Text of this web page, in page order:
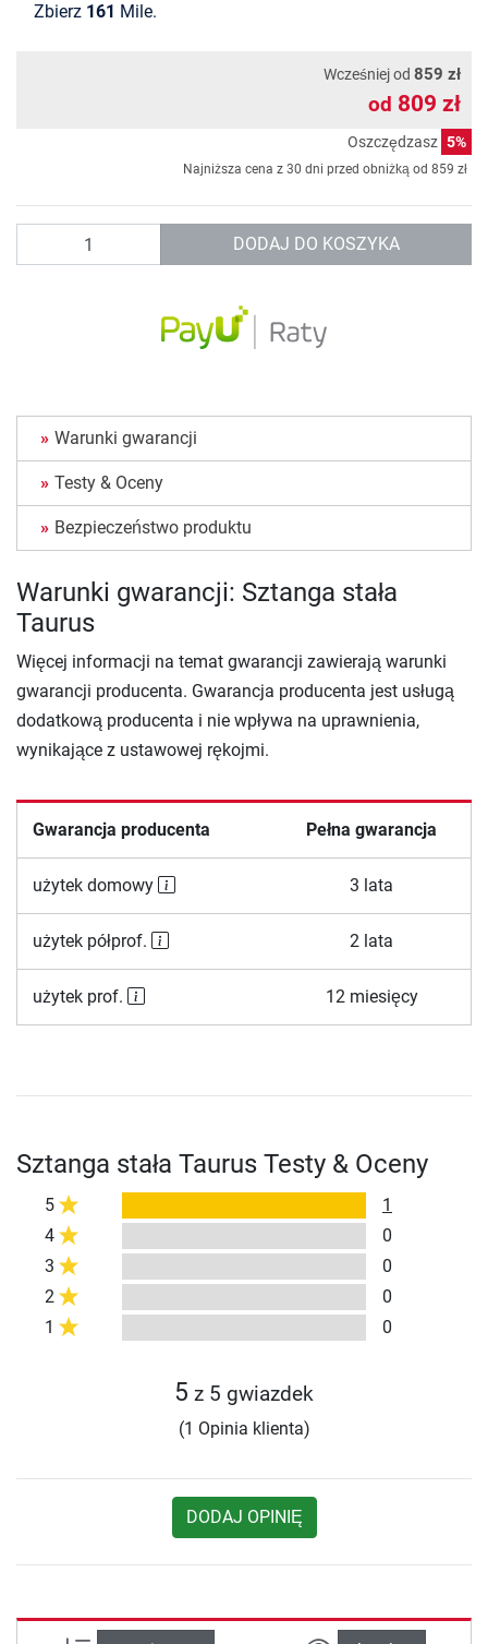
Zbierz 161 Mile.
Wcześniej od 859 zł
od 809 zł
Oszczędzasz 5%
Najniższa cena z 30 dni przed obniżką od 859 zł
DODAJ DO KOSZYKA
Warunki gwarancji
Testy & Oceny
Bezpieczeństwo produktu
Warunki gwarancji: Sztanga stała
Taurus
Więcej informacji na temat gwarancji zawierają warunki
gwarancji producenta. Gwarancja producenta jest usługą
dodatkową producenta i nie wpływa na uprawnienia,
wynikające z ustawowej rękojmi.
Gwarancja producenta Pełna gwarancja
użytek domowy 3 lata
użytek półprof. 2 lata
użytek prof. 12 miesięcy
Sztanga stała Taurus Testy & Oceny
5
1
4
0
3
0
2
0
1
0
5 z 5 gwiazdek
(1 Opinia klienta)
DODAJ OPINIĘ